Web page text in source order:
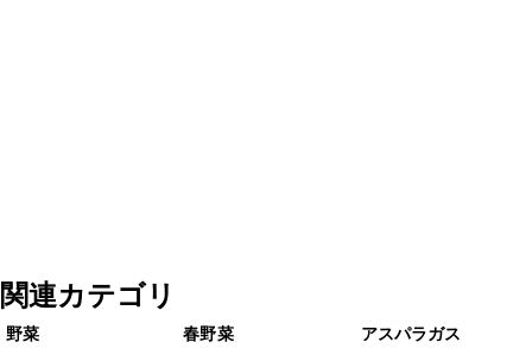
関連カテゴリ
野菜 春野菜 アスパラガス